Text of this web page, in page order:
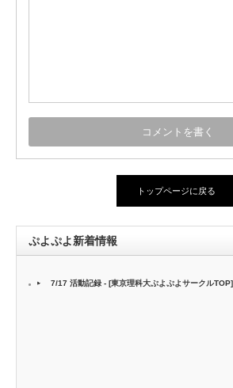
トップページに戻る
ぷよぷよ新着情報
7/17 活動記録 - [東京理科大ぷよぷよサークルTOP]